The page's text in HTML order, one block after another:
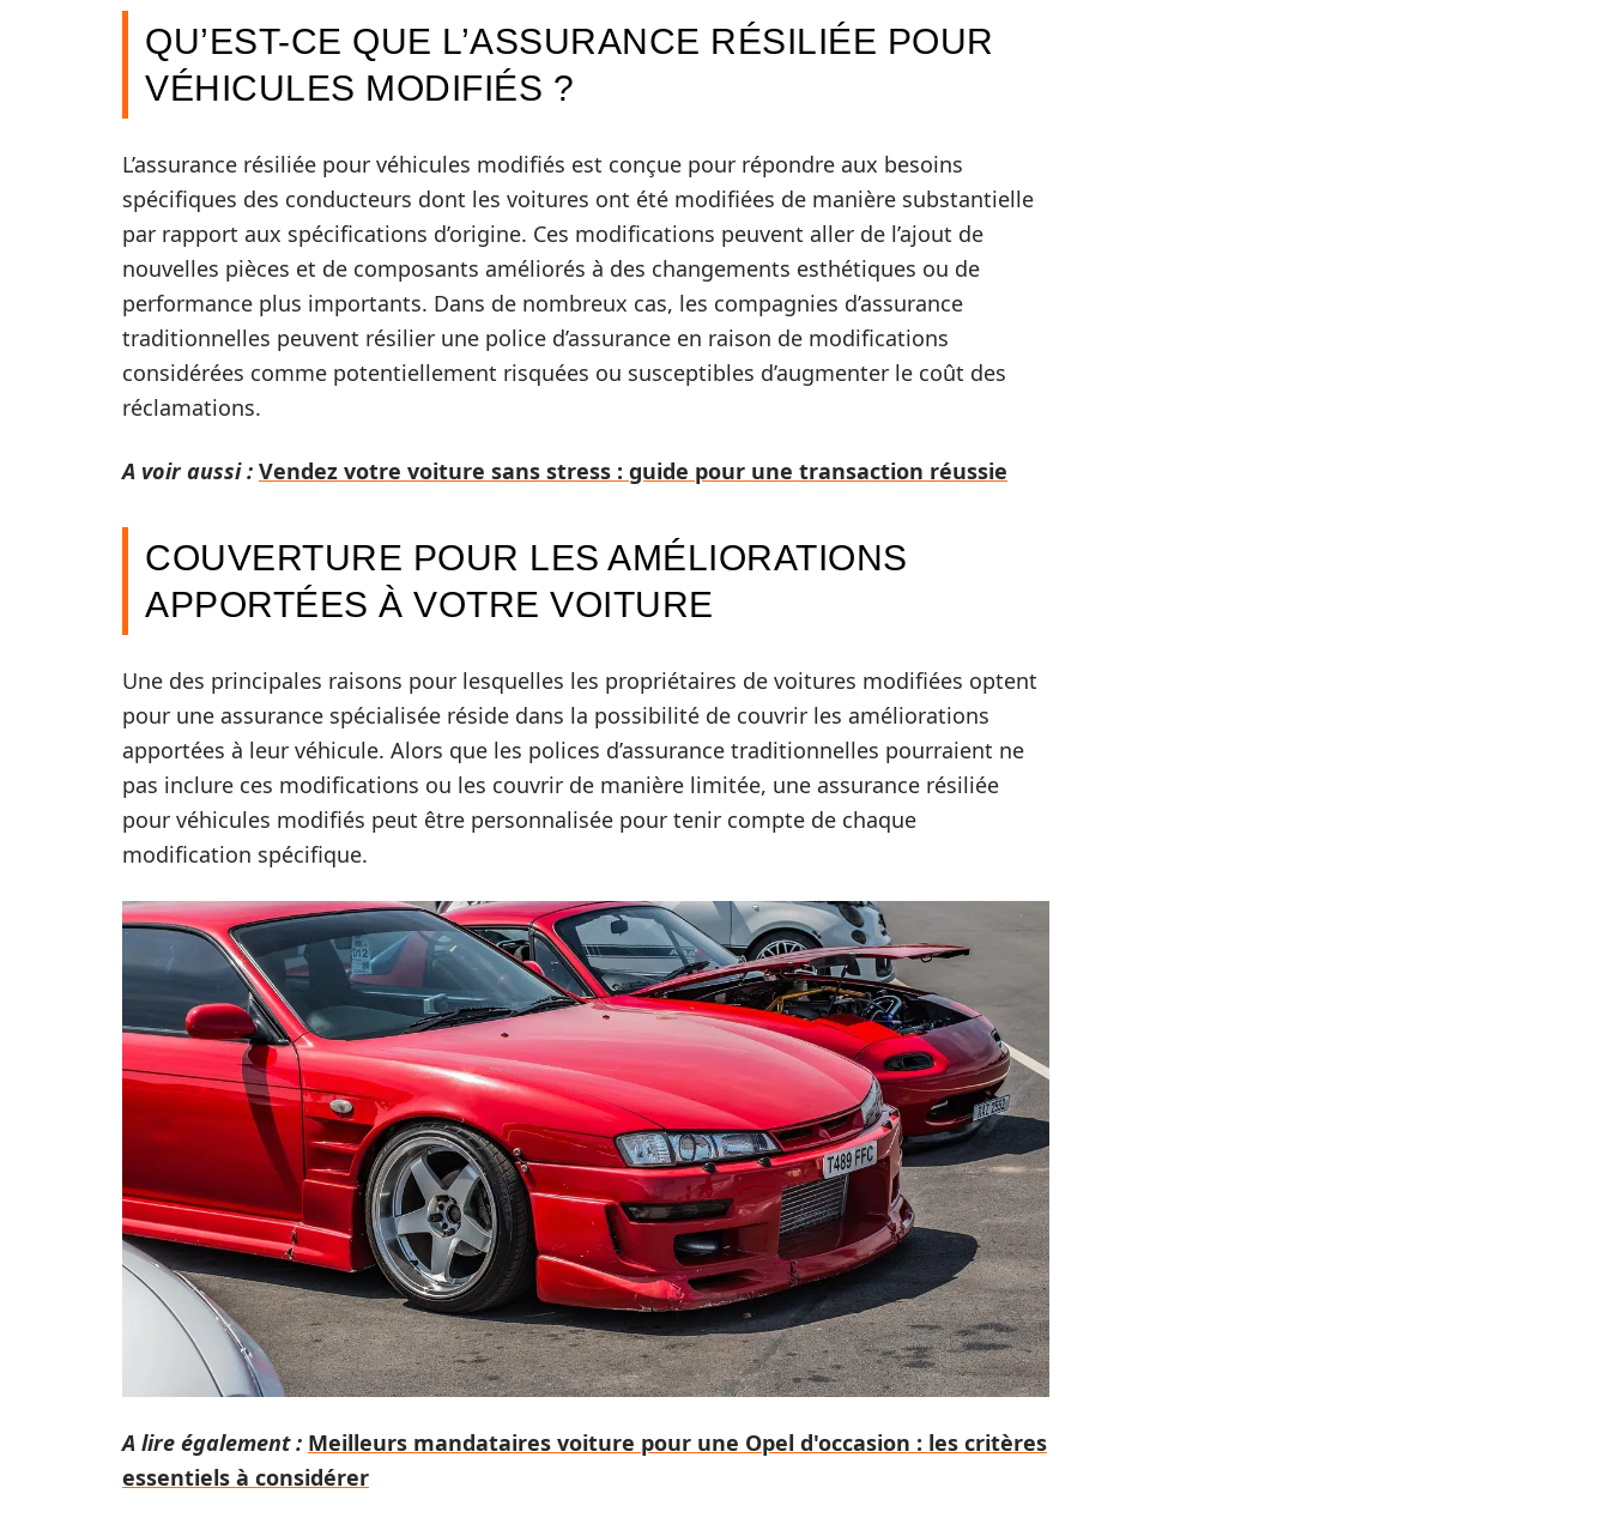
QU’EST-CE QUE L’ASSURANCE RÉSILIÉE POUR
VÉHICULES MODIFIÉS ?
L’assurance résiliée pour véhicules modifiés est conçue pour répondre aux besoins
spécifiques des conducteurs dont les voitures ont été modifiées de manière substantielle
par rapport aux spécifications d’origine. Ces modifications peuvent aller de l’ajout de
nouvelles pièces et de composants améliorés à des changements esthétiques ou de
performance plus importants. Dans de nombreux cas, les compagnies d’assurance
traditionnelles peuvent résilier une police d’assurance en raison de modifications
considérées comme potentiellement risquées ou susceptibles d’augmenter le coût des
réclamations.
A voir aussi : Vendez votre voiture sans stress : guide pour une transaction réussie
COUVERTURE POUR LES AMÉLIORATIONS
APPORTÉES À VOTRE VOITURE
Une des principales raisons pour lesquelles les propriétaires de voitures modifiées optent
pour une assurance spécialisée réside dans la possibilité de couvrir les améliorations
apportées à leur véhicule. Alors que les polices d’assurance traditionnelles pourraient ne
pas inclure ces modifications ou les couvrir de manière limitée, une assurance résiliée
pour véhicules modifiés peut être personnalisée pour tenir compte de chaque
modification spécifique.
A lire également : Meilleurs mandataires voiture pour une Opel d'occasion : les critères
essentiels à considérer